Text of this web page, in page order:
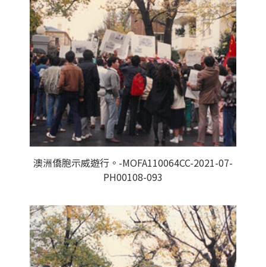
澳洲僑胞示威遊行。-MOFA110064CC-2021-07-
PH00108-093